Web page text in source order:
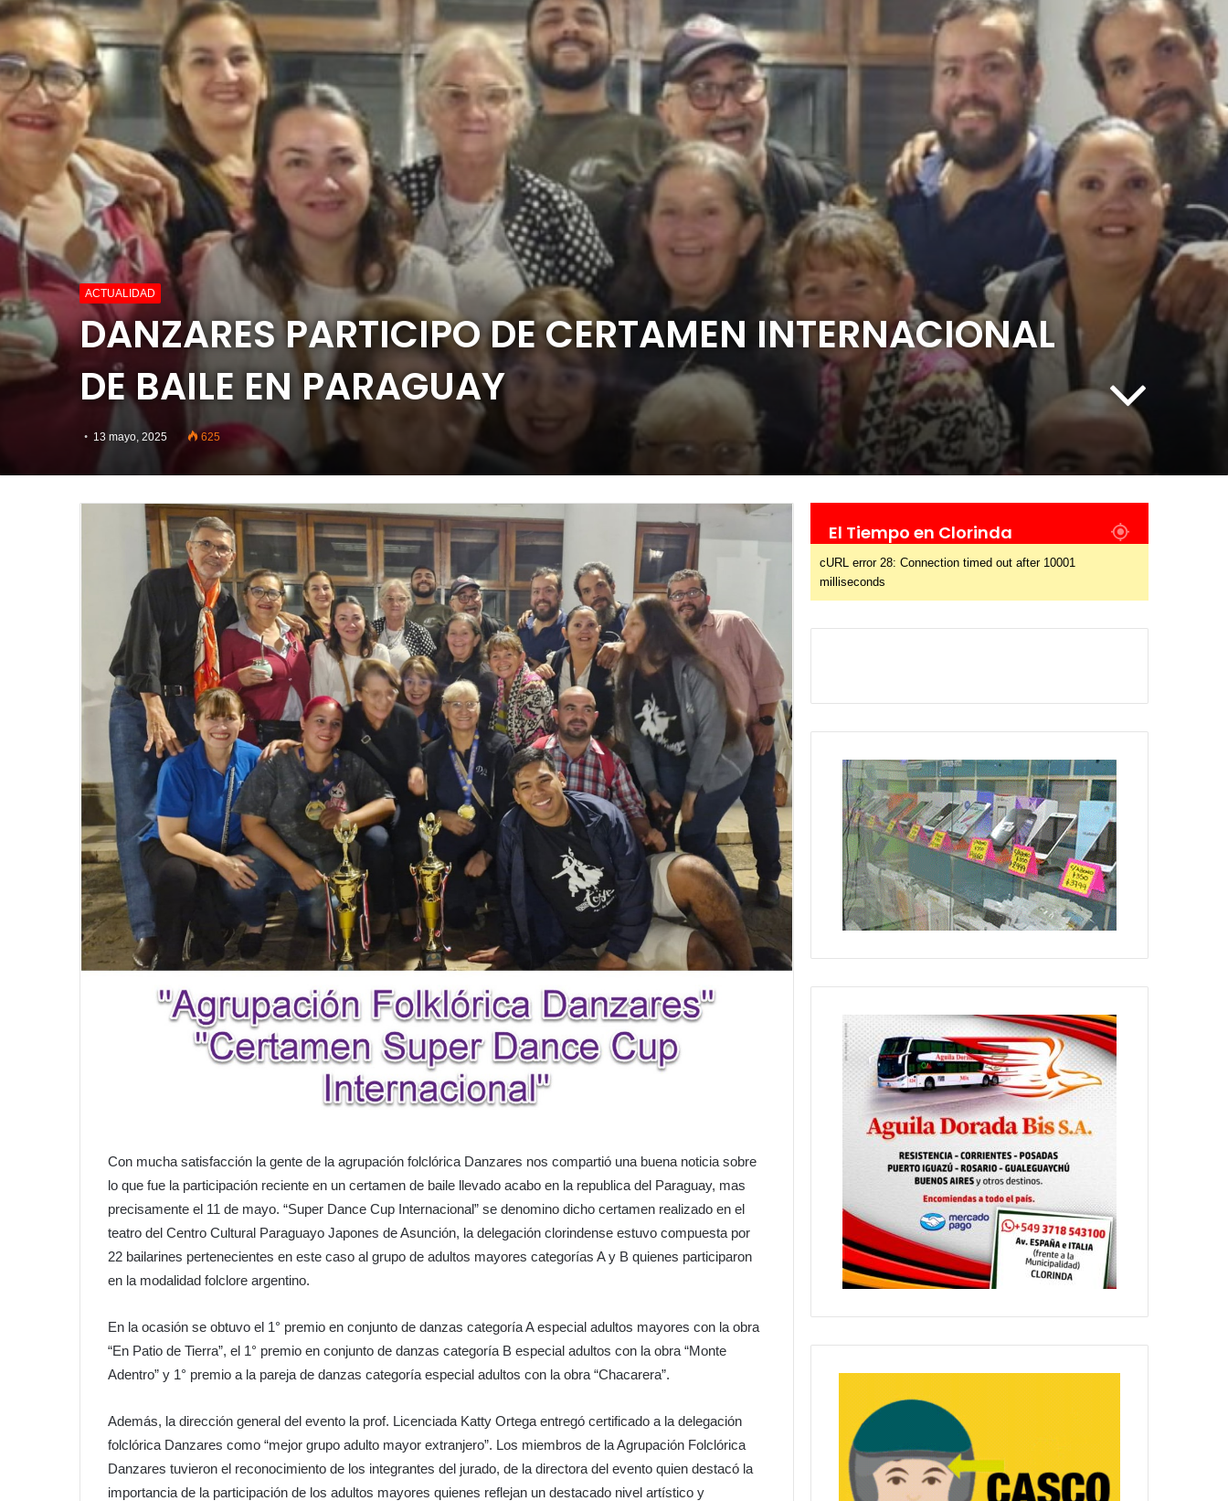
ACTUALIDAD
DANZARES PARTICIPO DE CERTAMEN INTERNACIONAL
DE BAILE EN PARAGUAY
13 mayo, 2025 625
Con mucha satisfacción la gente de la agrupación folclórica Danzares nos compartió una buena noticia sobre
lo que fue la participación reciente en un certamen de baile llevado acabo en la republica del Paraguay, mas
precisamente el 11 de mayo. “Super Dance Cup Internacional” se denomino dicho certamen realizado en el
teatro del Centro Cultural Paraguayo Japones de Asunción, la delegación clorindense estuvo compuesta por
22 bailarines pertenecientes en este caso al grupo de adultos mayores categorías A y B quienes participaron
en la modalidad folclore argentino.
En la ocasión se obtuvo el 1° premio en conjunto de danzas categoría A especial adultos mayores con la obra
“En Patio de Tierra”, el 1° premio en conjunto de danzas categoría B especial adultos con la obra “Monte
Adentro” y 1° premio a la pareja de danzas categoría especial adultos con la obra “Chacarera”.
Además, la dirección general del evento la prof. Licenciada Katty Ortega entregó certificado a la delegación
folclórica Danzares como “mejor grupo adulto mayor extranjero”. Los miembros de la Agrupación Folclórica
Danzares tuvieron el reconocimiento de los integrantes del jurado, de la directora del evento quien destacó la
importancia de la participación de los adultos mayores quienes reflejan un destacado nivel artístico y
El Tiempo en Clorinda
cURL error 28: Connection timed out after 10001
milliseconds